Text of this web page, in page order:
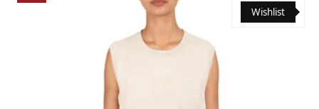
Wishlist